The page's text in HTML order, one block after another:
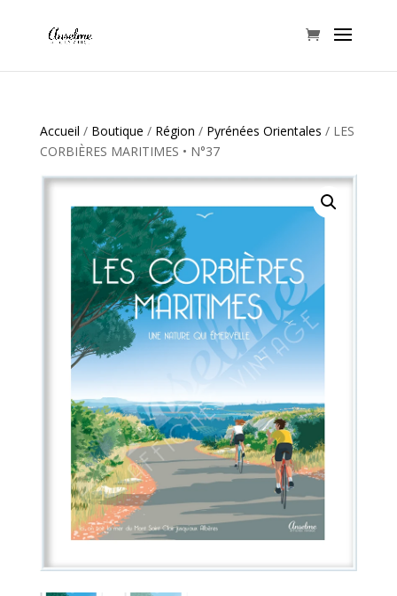
Accueil / Boutique / Région / Pyrénées Orientales / LES
CORBIÈRES MARITIMES • N°37